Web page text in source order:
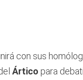
con sus
Ártico para